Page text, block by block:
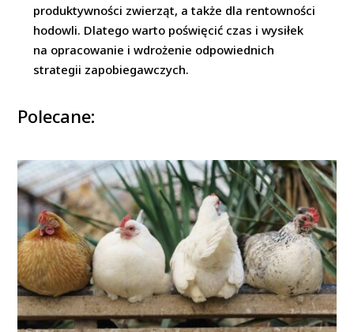
produktywności zwierząt, a także dla rentowności
hodowli. Dlatego warto poświęcić czas i wysiłek
na opracowanie i wdrożenie odpowiednich
strategii zapobiegawczych.
Polecane: